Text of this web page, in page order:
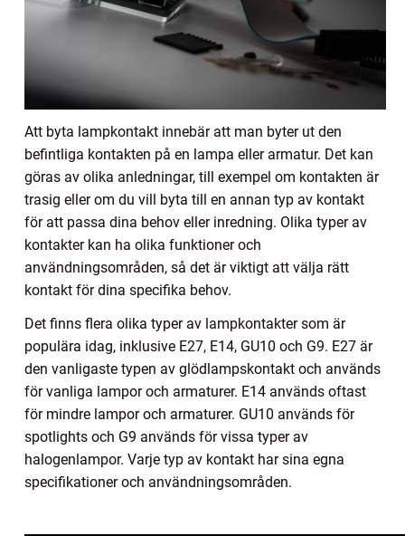
Att byta lampkontakt innebär att man byter ut den
befintliga kontakten på en lampa eller armatur. Det kan
göras av olika anledningar, till exempel om kontakten är
trasig eller om du vill byta till en annan typ av kontakt
för att passa dina behov eller inredning. Olika typer av
kontakter kan ha olika funktioner och
användningsområden, så det är viktigt att välja rätt
kontakt för dina specifika behov.
Det finns flera olika typer av lampkontakter som är
populära idag, inklusive E27, E14, GU10 och G9. E27 är
den vanligaste typen av glödlampskontakt och används
för vanliga lampor och armaturer. E14 används oftast
för mindre lampor och armaturer. GU10 används för
spotlights och G9 används för vissa typer av
halogenlampor. Varje typ av kontakt har sina egna
specifikationer och användningsområden.